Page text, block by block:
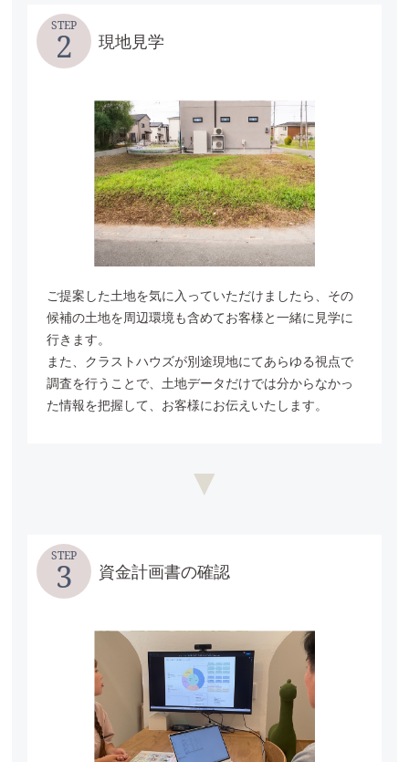
STEP
2 現地見学
ご提案した土地を気に入っていただけましたら、その
候補の土地を周辺環境も含めてお客様と一緒に見学に
行きます。
また、クラストハウズが別途現地にてあらゆる視点で
調査を行うことで、土地データだけでは分からなかっ
た情報を把握して、お客様にお伝えいたします。
STEP
3 資金計画書の確認